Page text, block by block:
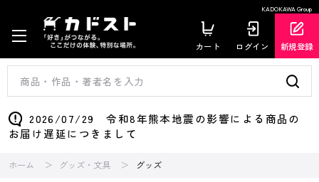
KADOKAWA Group
カート ログイン 新規登録
2026/07/29 令和8年熊本地震の影響による商品の
お届け遅延につきまして
ホーム グッズ・文具 グッズ